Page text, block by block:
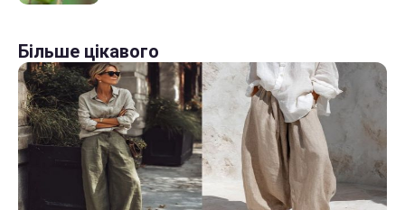
Більше цікавого